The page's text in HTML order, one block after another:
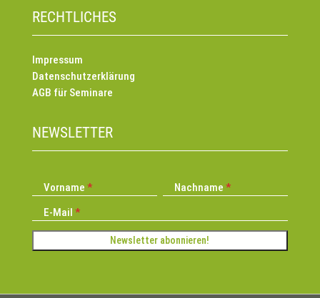
RECHTLICHES
Impressum
Datenschutzerklärung
AGB für Seminare
NEWSLETTER
Vorname
Nachname
E-Mail